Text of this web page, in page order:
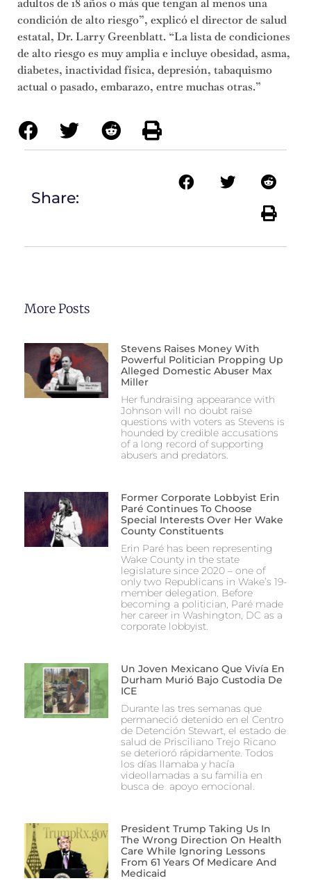
adultos de 18 años o más que tengan al menos una
condición de alto riesgo”, explicó el director de salud
estatal, Dr. Larry Greenblatt. “La lista de condiciones
de alto riesgo es muy amplia e incluye obesidad, asma,
diabetes, inactividad física, depresión, tabaquismo
actual o pasado, embarazo, entre muchas otras.”
Share:
More Posts
Stevens Raises Money With
Powerful Politician Propping Up
Alleged Domestic Abuser Max
Miller
Her fundraising appearance with
Johnson will no doubt raise
questions with voters as Stevens is
hounded by credible accusations
of a long record of supporting
abusers and predators.
Former Corporate Lobbyist Erin
Paré Continues To Choose
Special Interests Over Her Wake
County Constituents
Erin Paré has been representing
Wake County in the state
legislature since 2020 – one of
only two Republicans in Wake’s 19-
member delegation. Before
becoming a politician, Paré made
her career in Washington, DC as a
corporate lobbyist.
Un Joven Mexicano Que Vivía En
Durham Murió Bajo Custodia De
ICE
Durante las tres semanas que
permaneció detenido en el Centro
de Detención Stewart, el estado de
salud de Prisciliano Trejo Ricano
se deterioró rápidamente. Todos
los días llamaba y hacía
videollamadas a su familia en
busca de apoyo emocional.
President Trump Taking Us In
The Wrong Direction On Health
Care While Ignoring Lessons
From 61 Years Of Medicare And
Medicaid